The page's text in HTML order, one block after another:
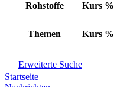
Rohstoffe Kurs %
Themen Kurs %
Erweiterte Suche
Startseite